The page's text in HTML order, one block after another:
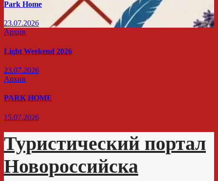
Park Home
23.07.2026
Архив
Light Weekend 2026
23.07.2026
Архив
PARK HOME
15.07.2026
Туристический портал
Новороссийска